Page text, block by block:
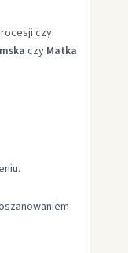
czy
czy Matka